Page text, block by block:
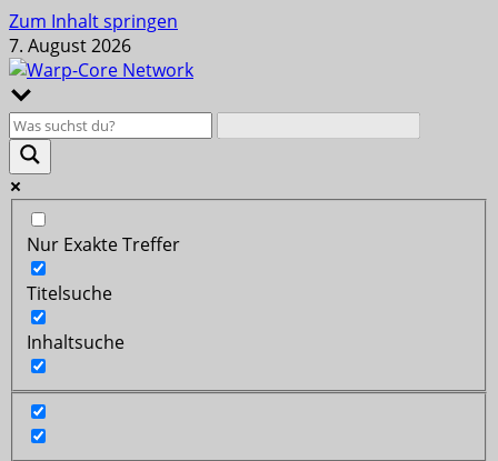
Zum Inhalt springen
7. August 2026
Nur Exakte Treffer
Titelsuche
Inhaltsuche